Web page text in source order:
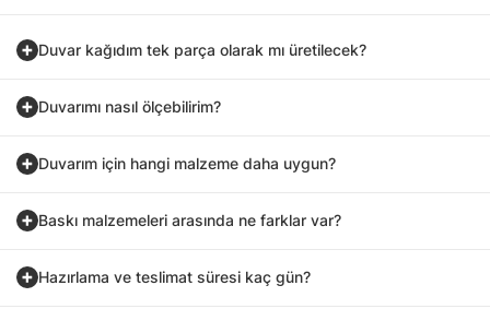
Duvar kağıdım tek parça olarak mı üretilecek?
Duvarımı nasıl ölçebilirim?
Duvarım için hangi malzeme daha uygun?
Baskı malzemeleri arasında ne farklar var?
Hazırlama ve teslimat süresi kaç gün?